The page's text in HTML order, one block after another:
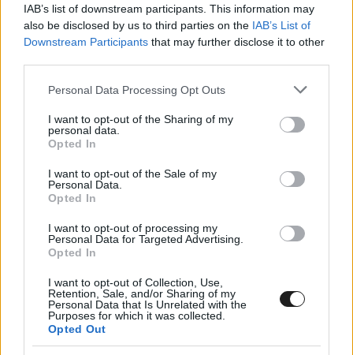
IAB’s list of downstream participants. This information may
also be disclosed by us to third parties on the IAB’s List of
Downstream Participants that may further disclose it to other
Please note that this website/app uses one or more Google
not limited to your visit or usage behaviour. You may click to
grant or deny consent to Google and its third-party tags to
use your data for below specified purposes in below Google
consent section.
Personal Data Processing Opt Outs
I want to opt-out of the Sharing of my
personal data.
Opted In
I want to opt-out of the Sale of my
Personal Data.
Opted In
I want to opt-out of processing my
Personal Data for Targeted Advertising.
Opted In
I want to opt-out of Collection, Use,
Retention, Sale, and/or Sharing of my
Personal Data that Is Unrelated with the
Purposes for which it was collected.
Opted Out
Albon ezzel szemben kicsit szkeptikusan állt a
dologhoz, mondván ő tökéletesen jól elvolt
Sainz szélárnyékában is, és nem érezte
szükségét a cserének, az azutáni köridőjavulás
azonban a csapat döntését igazolta.